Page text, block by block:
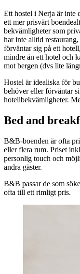
Ett hostel i Nerja är inte
ett mer prisvärt
bekvämligheter som
har inte alltid
förväntar sig på ett
mindre än ett hotel och
mot bergen (dvs lite
Hostel är idealiska för
behöver eller förväntar
hotellbekvämligheter.
Bed and
B&B-boenden är ofta
eller flera rum. Priset
personlig touch och
andra gäster.
B&B passar de som
ofta till ett rimligt pris.